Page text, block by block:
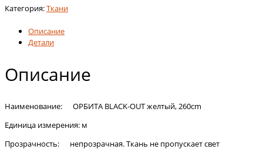
Категория:Ткани
Описание
Детали
Описание
Наименование: ОРБИТА BLACK-OUT желтый, 260cm
Единица измерения: м
Прозрачность: непрозрачная. Ткань не пропускает свет